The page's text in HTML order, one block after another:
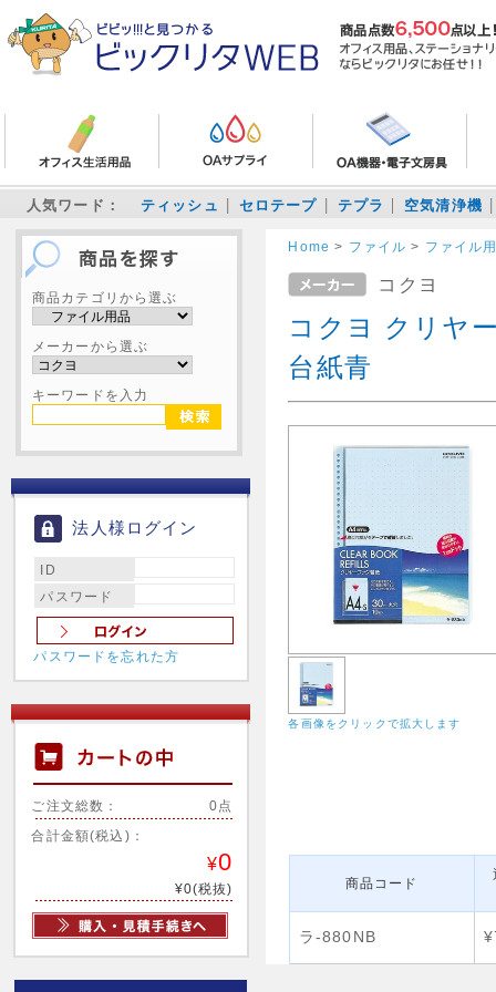
人気ワード： ティッシュ セロテープ テプラ 空気清浄機
商品カテゴリから選ぶ
メーカーから選ぶ
キーワードを入力
法人様ログイン
ID
パスワード
パスワードを忘れた方
ご注文総数： 0点
合計金額(税込)：
¥0
¥0(税抜)
Home > ファイル > ファイル
コクヨ
コクヨ クリヤ
台紙青
各画像をクリックで拡大します
商品コード
ラ-880NB